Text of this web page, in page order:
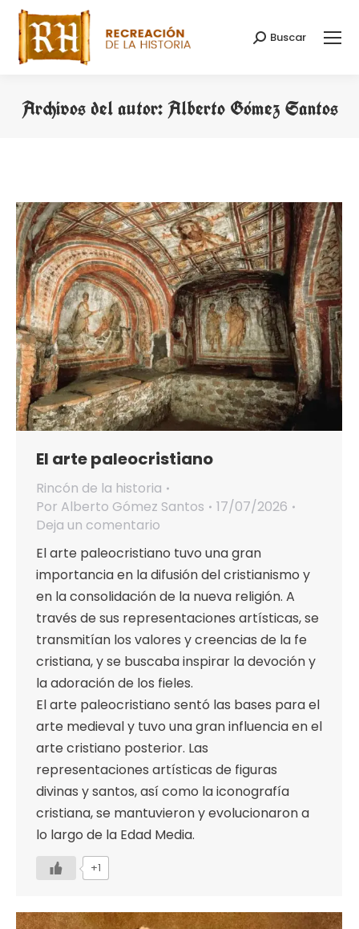
Buscar:
Buscar
Archivos del autor:Alberto Gómez Santos
El arte paleocristiano
Rincón de la historia
Por Alberto Gómez Santos
17/07/2026
Deja un comentario
El arte paleocristiano tuvo una gran
importancia en la difusión del cristianismo y
en la consolidación de la nueva religión. A
través de sus representaciones artísticas, se
transmitían los valores y creencias de la fe
cristiana, y se buscaba inspirar la devoción y
la adoración de los fieles.
El arte paleocristiano sentó las bases para el
arte medieval y tuvo una gran influencia en el
arte cristiano posterior. Las
representaciones artísticas de figuras
divinas y santos, así como la iconografía
cristiana, se mantuvieron y evolucionaron a
lo largo de la Edad Media.
+1